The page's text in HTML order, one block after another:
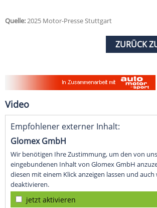
Quelle:2025 Motor-Presse Stuttgart
ZURÜCK
Video
Empfohlener externer Inhalt:
Glomex GmbH
Wir benötigen Ihre Zustimmung, um den von
eingebundenen Inhalt von Glomex GmbH
diesen mit einem Klick anzeigen lassen und auch
deaktivieren.
jetzt aktivieren